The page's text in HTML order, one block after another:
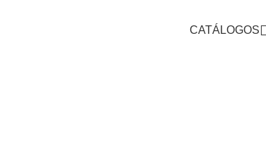
CATÁLOGOS